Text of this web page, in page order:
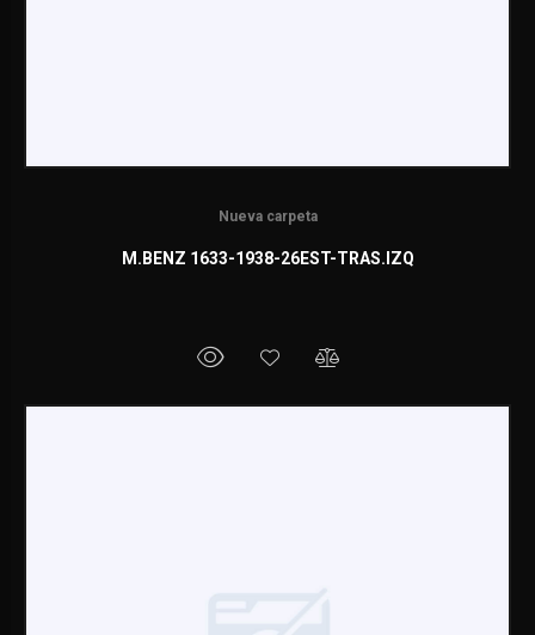
Nueva carpeta
M.BENZ 1633-1938-26EST-TRAS.IZQ